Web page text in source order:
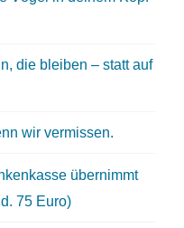
die bleiben – statt auf
wir vermissen.
übernimmt
75 Euro)